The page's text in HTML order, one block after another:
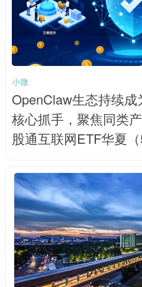
小微
OpenClaw生态持续
核心抓手，聚焦同类
股通互联网ETF华夏